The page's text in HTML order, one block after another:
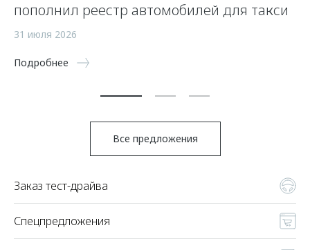
пополнил реестр автомобилей для такси
31 июля 2026
Подробнее
Все предложения
Заказ тест-драйва
Спецпредложения